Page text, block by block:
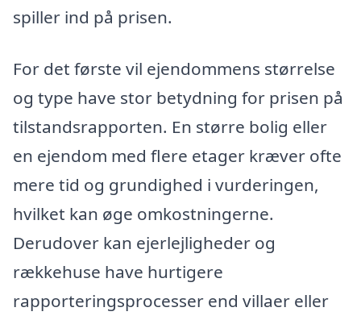
spiller ind på prisen.
For det første vil ejendommens størrelse
og type have stor betydning for prisen på
tilstandsrapporten. En større bolig eller
en ejendom med flere etager kræver ofte
mere tid og grundighed i vurderingen,
hvilket kan øge omkostningerne.
Derudover kan ejerlejligheder og
rækkehuse have hurtigere
rapporteringsprocesser end villaer eller